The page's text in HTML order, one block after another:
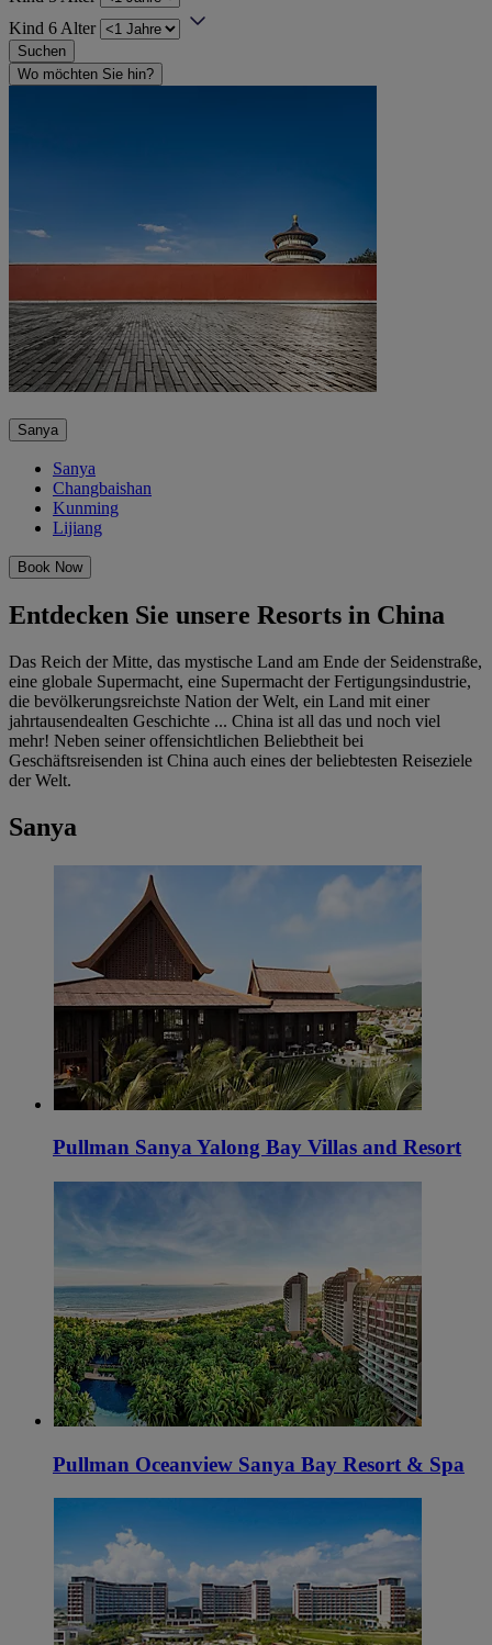
Kind 6 Alter
Suchen
Wo möchten Sie hin?
Sanya
Sanya
Changbaishan
Kunming
Lijiang
Book Now
Entdecken Sie unsere Resorts in China
Das Reich der Mitte, das mystische Land am Ende der Seidenstraße,
eine globale Supermacht, eine Supermacht der Fertigungsindustrie,
die bevölkerungsreichste Nation der Welt, ein Land mit einer
jahrtausendealten Geschichte ... China ist all das und noch viel
mehr! Neben seiner offensichtlichen Beliebtheit bei
Geschäftsreisenden ist China auch eines der beliebtesten Reiseziele
der Welt.
Sanya
Pullman Sanya Yalong Bay Villas and Resort
Pullman Oceanview Sanya Bay Resort & Spa